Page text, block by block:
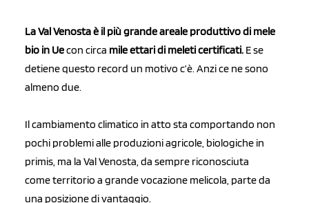
La Val Venosta è il più grande areale produttivo di mele
bio in Uecon circa mile ettari di meleti certificati. E se
detiene questo record un motivo c’è. Anzi ce ne sono
almeno due.
Il cambiamento climatico in atto sta comportando non
pochi problemi alle produzioni agricole, biologiche in
primis, ma la Val Venosta, da sempre riconosciuta
come territorio a grande vocazione melicola, parte da
una posizione di vantaggio.